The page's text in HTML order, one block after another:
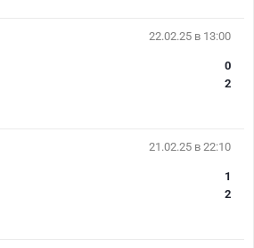
22.02.25 в 13:00
0
2
21.02.25 в 22:10
1
2